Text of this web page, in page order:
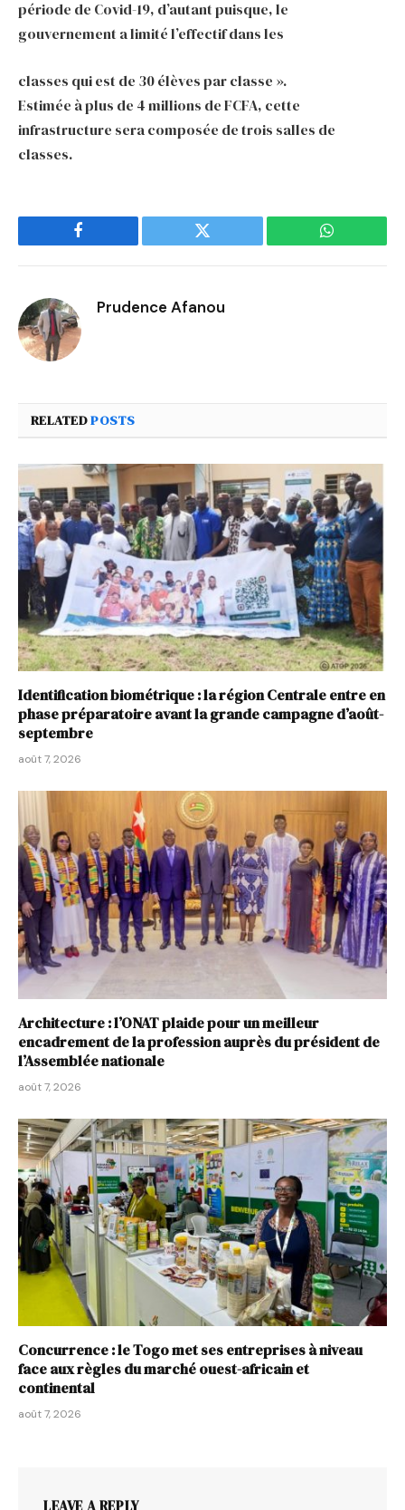
période de Covid-19, d’autant puisque, le
gouvernement a limité l’effectif dans les
classes qui est de 30 élèves par classe ».
Estimée à plus de 4 millions de FCFA, cette
infrastructure sera composée de trois salles de
classes.
Facebook Twitter WhatsApp
Prudence Afanou
RELATEDPOSTS
Identification biométrique : la région Centrale entre en
phase préparatoire avant la grande campagne d’août-
septembre
août 7, 2026
Architecture : l’ONAT plaide pour un meilleur
encadrement de la profession auprès du président de
l’Assemblée nationale
août 7, 2026
Concurrence : le Togo met ses entreprises à niveau
face aux règles du marché ouest-africain et
continental
août 7, 2026
LEAVE A REPLY